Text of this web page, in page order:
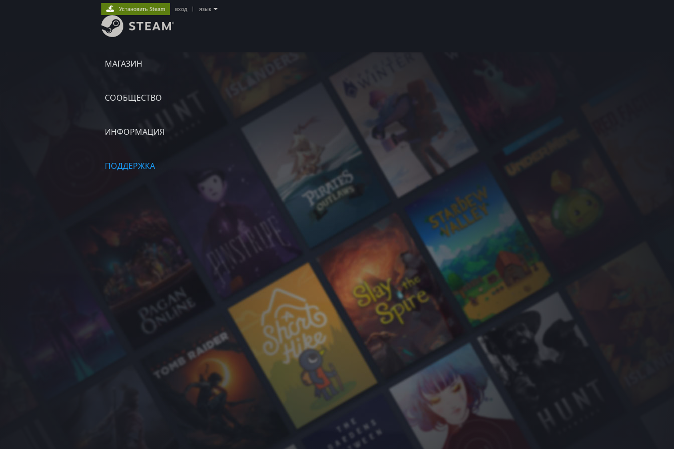
МАГАЗИН
СООБЩЕСТВО
ИНФОРМАЦИЯ
ПОДДЕРЖКА
Установить Steam вход язык